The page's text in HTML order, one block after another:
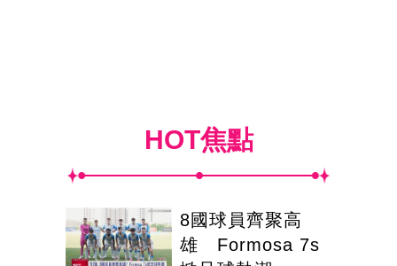
HOT焦點
8國球員齊聚高
雄 Formosa 7s